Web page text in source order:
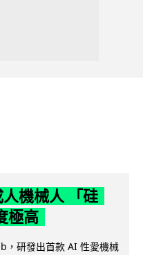
機械人 「硅
極高
，研發出首款 AI 性愛機械